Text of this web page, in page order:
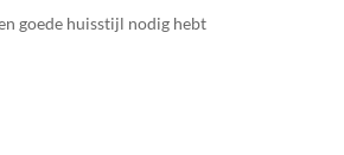
goede huisstijl nodig hebt